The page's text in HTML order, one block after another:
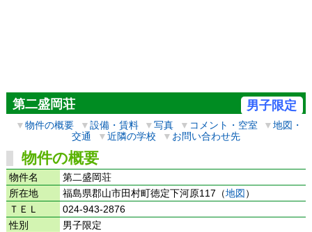
第二盛岡荘 男子限定
▼物件の概要 ▼設備・賃料 ▼写真 ▼ コメント・空室 ▼地図・
交通
▼近隣の学校 ▼ お問い合わせ先
物件の概要
物件名
第二盛岡荘
所在地
福島県郡山市田村町徳定下河原117（地図 ）
ＴＥＬ
024-943-2876
性別
男子限定